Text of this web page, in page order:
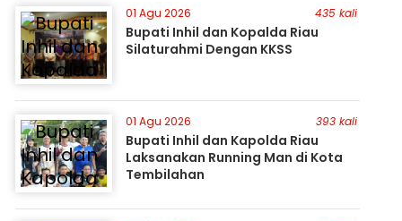
01 Agu 2026 435 kali
Bupati Inhil dan Kopalda Riau
Silaturahmi Dengan KKSS
01 Agu 2026 393 kali
Bupati Inhil dan Kapolda Riau
Laksanakan Running Man di Kota
Tembilahan